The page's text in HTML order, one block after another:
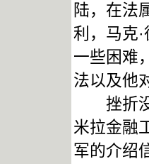
陆，在法
利，马克
一些困难
法以及他
挫折没
米拉金融
军的介绍